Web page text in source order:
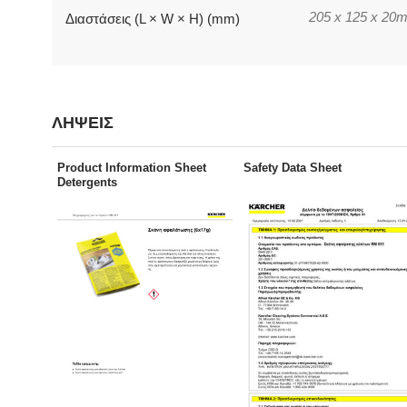
Διαστάσεις (L × W × H) (mm) 205 x 125 x
ΛΗΨΕΙΣ
Product Information Sheet
Detergents
Safety Data Sheet